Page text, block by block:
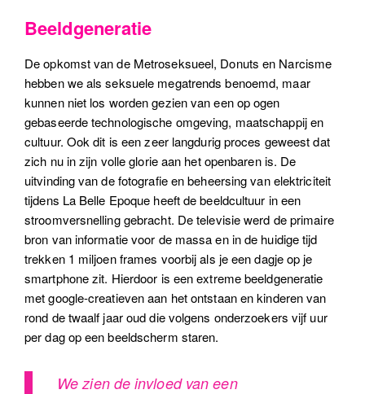
Beeldgeneratie
De opkomst van de Metroseksueel, Donuts en Narcisme
hebben we als seksuele megatrends benoemd, maar
kunnen niet los worden gezien van een op ogen
gebaseerde technologische omgeving, maatschappij en
cultuur. Ook dit is een zeer langdurig proces geweest dat
zich nu in zijn volle glorie aan het openbaren is. De
uitvinding van de fotografie en beheersing van elektriciteit
tijdens La Belle Epoque heeft de beeldcultuur in een
stroomversnelling gebracht. De televisie werd de primaire
bron van informatie voor de massa en in de huidige tijd
trekken 1 miljoen frames voorbij als je een dagje op je
smartphone zit. Hierdoor is een extreme beeldgeneratie
met google-creatieven aan het ontstaan en kinderen van
rond de twaalf jaar oud die volgens onderzoekers vijf uur
per dag op een beeldscherm staren.
We zien de invloed van een